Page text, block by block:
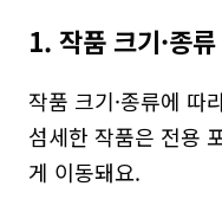
1. 작품 크기·종류
작품 크기·종류에 따
섬세한 작품은 전용
게 이동돼요.